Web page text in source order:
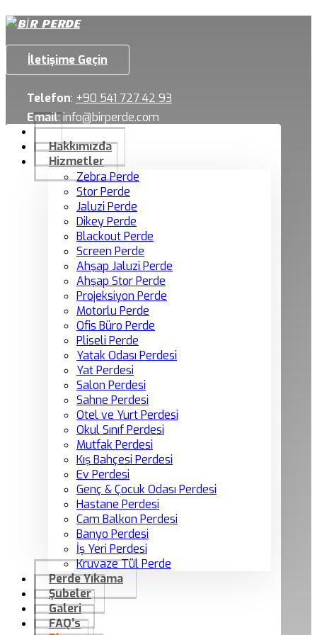
İletişime Geçin
Telefon: +90 541 727 42 93
Email:info@birperde.com
Hakkımızda
Hizmetler
Zebra Perde
Stor Perde
Jaluzi Perde
Dikey Perde
Blackout Perde
Screen Perde
Ahşap Jaluzi Perde
Ahşap Stor Perde
Projeksiyon Perde
Motorlu Perde
Ofis Büro Perde
Pliseli Perde
Yatak Odası Perdesi
Yat Perdesi
Salon Perdesi
Sahne Perdesi
Otel ve Yurt Perdesi
Okul Sınıf Perdesi
Mutfak Perdesi
Kış Bahçesi Perdesi
Ev Perdesi
Genç & Çocuk Odası Perdesi
Hastane Perdesi
Cam Balkon Perdesi
Banyo Perdesi
İş Yeri Perdesi
Kruvaze Tül Perde
Perde Yıkama
Şubeler
Galeri
FAQ’s